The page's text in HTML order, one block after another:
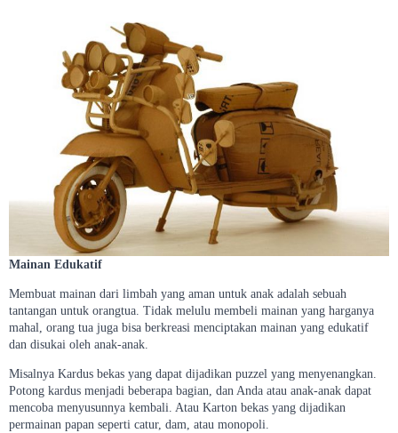
Mainan Edukatif
Membuat mainan dari limbah yang aman untuk anak adalah sebuah
tantangan untuk orangtua. Tidak melulu membeli mainan yang harganya
mahal, orang tua juga bisa berkreasi menciptakan mainan yang edukatif
dan disukai oleh anak-anak.
Misalnya Kardus bekas yang dapat dijadikan puzzel yang menyenangkan.
Potong kardus menjadi beberapa bagian, dan Anda atau anak-anak dapat
mencoba menyusunnya kembali. Atau Karton bekas yang dijadikan
permainan papan seperti catur, dam, atau monopoli.